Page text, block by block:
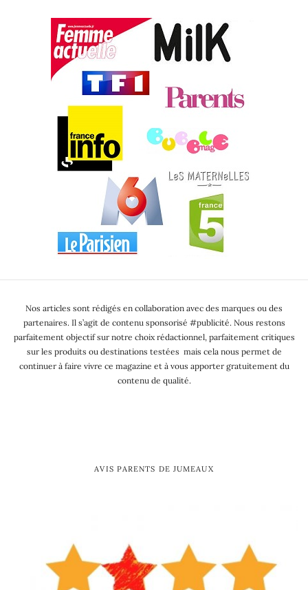
Nos articles sont rédigés en collaboration avec des marques ou des
partenaires. Il s’agit de contenu sponsorisé #publicité. Nous restons
parfaitement objectif sur notre choix rédactionnel, parfaitement critiques
sur les produits ou destinations testées mais cela nous permet de
continuer à faire vivre ce magazine et à vous apporter gratuitement du
contenu de qualité.
AVIS PARENTS DE JUMEAUX